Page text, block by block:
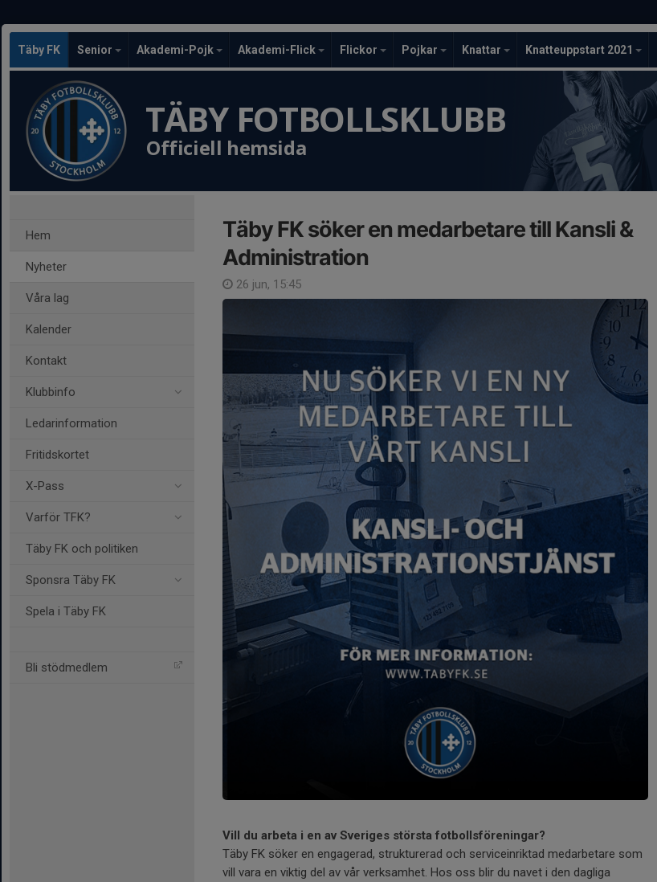
Täby FK Senior Akademi-Pojk Akademi-Flick Flickor Pojkar Knattar Knatteuppstart 2021
TÄBY FOTBOLLSKLUBB
Officiell hemsida
Hem
Nyheter
Våra lag
Kalender
Kontakt
Klubbinfo
Ledarinformation
Fritidskortet
X-Pass
Varför TFK?
Täby FK och politiken
Sponsra Täby FK
Spela i Täby FK
Bli stödmedlem
Täby FK söker en medarbetare till Kansli &
Administration
26 jun, 15:45
Vill du arbeta i en av Sveriges största fotbollsföreningar?
Täby FK söker en engagerad, strukturerad och serviceinriktad medarbetare som
vill vara en viktig del av vår verksamhet. Hos oss blir du navet i den dagliga